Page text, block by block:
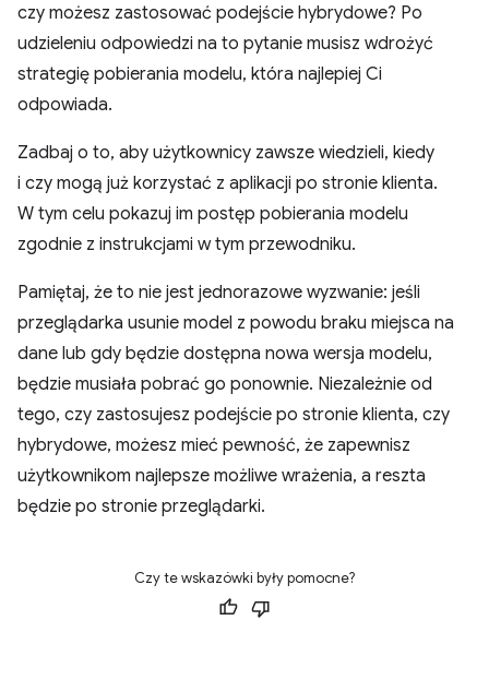
czy możesz zastosować podejście hybrydowe? Po
udzieleniu odpowiedzi na to pytanie musisz wdrożyć
strategię pobierania modelu, która najlepiej Ci
odpowiada.
Zadbaj o to, aby użytkownicy zawsze wiedzieli, kiedy
i czy mogą już korzystać z aplikacji po stronie klienta.
W tym celu pokazuj im postęp pobierania modelu
zgodnie z instrukcjami w tym przewodniku.
Pamiętaj, że to nie jest jednorazowe wyzwanie: jeśli
przeglądarka usunie model z powodu braku miejsca na
dane lub gdy będzie dostępna nowa wersja modelu,
będzie musiała pobrać go ponownie. Niezależnie od
tego, czy zastosujesz podejście po stronie klienta, czy
hybrydowe, możesz mieć pewność, że zapewnisz
użytkownikom najlepsze możliwe wrażenia, a reszta
będzie po stronie przeglądarki.
Czy te wskazówki były pomocne?